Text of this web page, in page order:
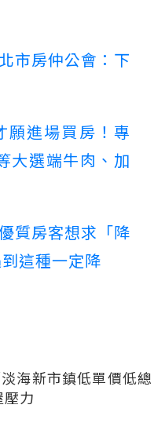
市房仲公會：下
願進場買房！專
大選端牛肉、加
質房客想求「降
這種一定降
海新市鎮低單價低總
力